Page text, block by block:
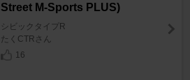
Street M-Sports PLUS)
シビックタイプR
たくCTRさん
16